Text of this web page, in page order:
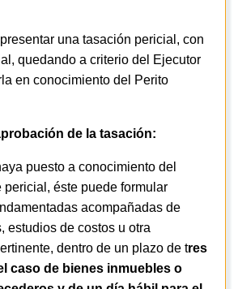
una tasación pericial, con
quedando a criterio del Ejecutor
en conocimiento del Perito
de la tasación:
puesto a conocimiento del
pericial, éste puede formular
acompañadas de
estudios de costos u otra
dentro de un plazo de tres
caso de bienes inmuebles o